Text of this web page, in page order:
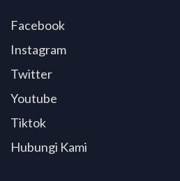
Facebook
Instagram
Twitter
Youtube
Tiktok
Hubungi Kami